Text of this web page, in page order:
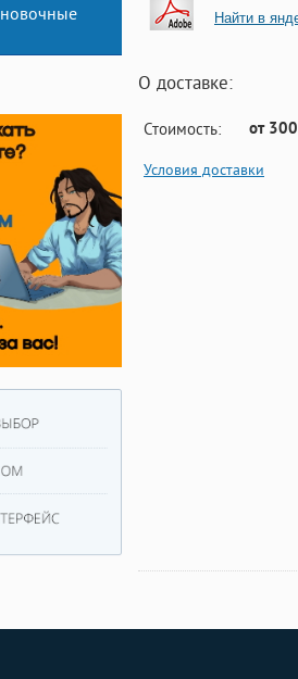
Найти в
О доставке:
Стоимость: от
Условия доставки